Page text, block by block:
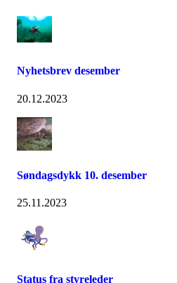
Nyhetsbrev desember
20.12.2023
Søndagsdykk 10. desember
25.11.2023
Status fra styreleder